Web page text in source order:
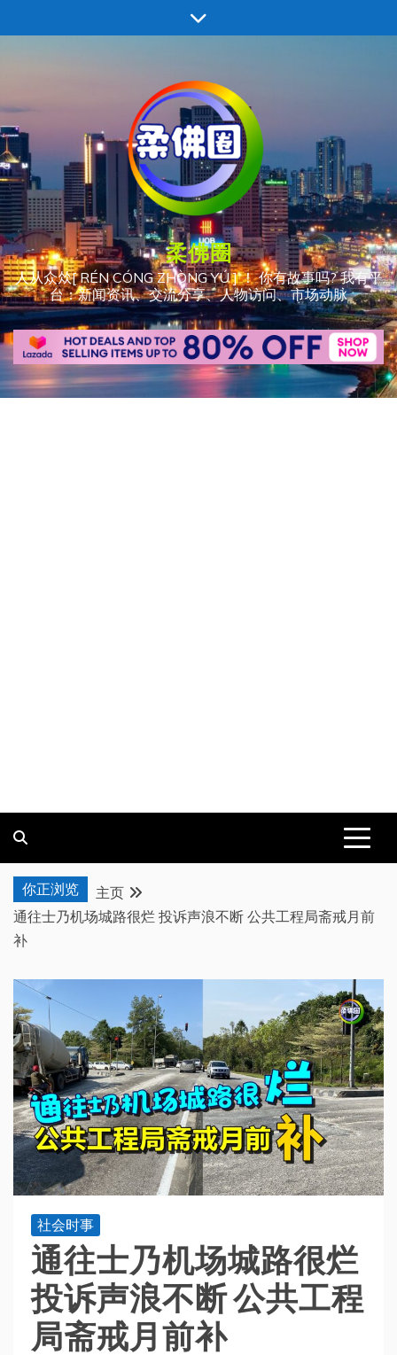
至
柔佛圈
人从众𠈌[ RÉN CÓNG ZHÒNG YÚ ] ！ 你有故事吗? 我有平
台：新闻资讯、交流分享、人物访问、市场动脉
你正浏览
主页
通往士乃机场城路很烂 投诉声浪不断 公共工程局斋戒月前
补
社会时事
通往士乃机场城路很烂
投诉声浪不断 公共工程
局斋戒月前补